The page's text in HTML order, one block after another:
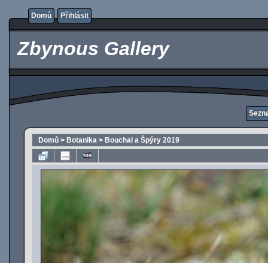
Domů Přihlásit
Zbynous Gallery
Domů > Botanika > Bouchal a Špýry 2019